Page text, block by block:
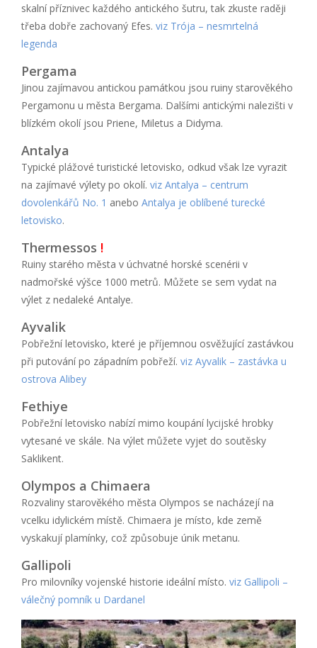
skalní příznivec každého antického šutru, tak zkuste raději
třeba dobře zachovaný Efes. viz Trója – nesmrtelná
legenda
Pergama
Jinou zajímavou antickou památkou jsou ruiny starověkého
Pergamonu u města Bergama. Dalšími antickými nalezišti v
blízkém okolí jsou Priene, Miletus a Didyma.
Antalya
Typické plážové turistické letovisko, odkud však lze vyrazit
na zajímavé výlety po okolí. viz Antalya – centrum
dovolenkářů No. 1 anebo Antalya je oblíbené turecké
letovisko.
Thermessos !
Ruiny starého města v úchvatné horské scenérii v
nadmořské výšce 1000 metrů. Můžete se sem vydat na
výlet z nedaleké Antalye.
Ayvalik
Pobřežní letovisko, které je příjemnou osvěžující zastávkou
při putování po západním pobřeží. viz Ayvalik – zastávka u
ostrova Alibey
Fethiye
Pobřežní letovisko nabízí mimo koupání lycijské hrobky
vytesané ve skále. Na výlet můžete vyjet do soutěsky
Saklikent.
Olympos a Chimaera
Rozvaliny starověkého města Olympos se nacházejí na
vcelku idylickém místě. Chimaera je místo, kde země
vyskakují plamínky, což způsobuje únik metanu.
Gallipoli
Pro milovníky vojenské historie ideální místo. viz Gallipoli –
válečný pomník u Dardanel